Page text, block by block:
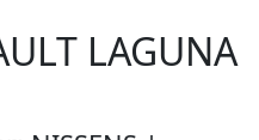
LAGUNA